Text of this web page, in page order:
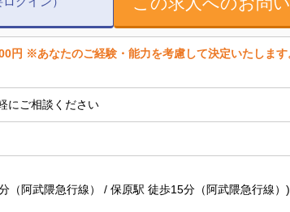
円 ※あなたのご経験・能力を考慮して決定いたします
にご相談ください
（阿武隈急行線） / 保原駅 徒歩15分（阿武隈急行線）)